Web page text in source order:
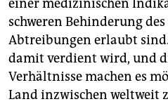
einer medizinischen
schweren Behinderung
Abtreibungen erlaubt sind.
damit verdient wird, und
Verhältnisse machen es
Land inzwischen weltweit